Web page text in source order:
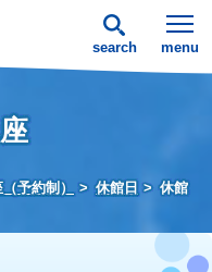
search menu
予約制） 休館日
休館